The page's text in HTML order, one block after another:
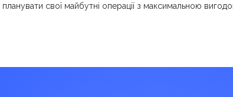
свої майбутні операції з максимальною